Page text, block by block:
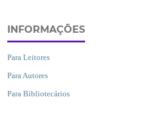
INFORMAÇÕES
Para Leitores
Para Autores
Para Bibliotecários